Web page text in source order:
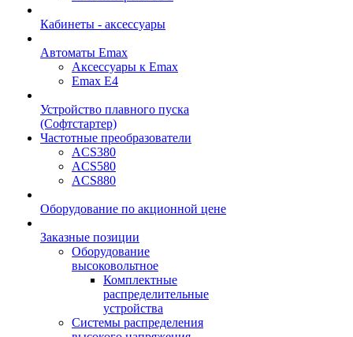
Кабинеты - аксессуары
Автоматы Emax
Аксессуары к Emax
Emax E4
Устройство плавного пуска
(Софтстартер)
Частотные преобразователи
ACS380
ACS580
ACS880
Оборудование по акционной цене
Заказные позиции
Оборудование
высоковольтное
Комплектные
распределительные
устройства
Системы распределения